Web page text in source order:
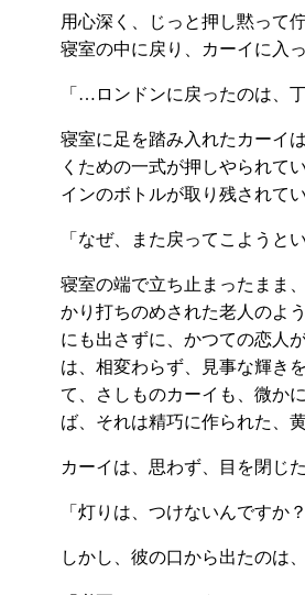
用心深く、じっと押し黙って
寝室の中に戻り、カーイに入
「…ロンドンに戻ったのは、
寝室に足を踏み入れたカーイ
くための一式が押しやられて
インのボトルが取り残されて
「なぜ、また戻ってこようと
寝室の端で立ち止まったまま
かり打ちのめされた老人のよ
にも出さずに、かつての恋人
は、相変わらず、見事な輝き
て、さしものカーイも、微か
ば、それは精巧に作られた、
カーイは、思わず、目を閉じた
「灯りは、つけないんですか？
しかし、彼の口から出たのは